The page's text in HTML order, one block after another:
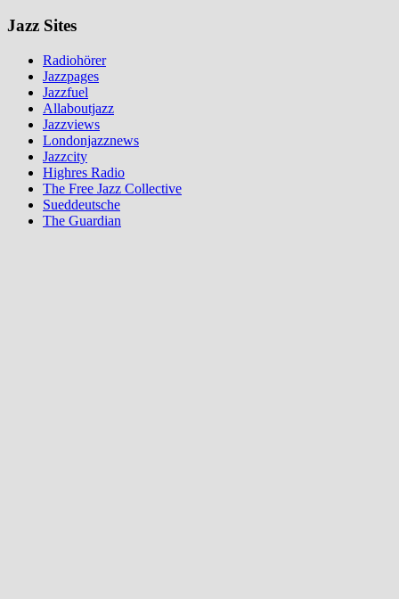
Jazz Sites
Radiohörer
Jazzpages
Jazzfuel
Allaboutjazz
Jazzviews
Londonjazznews
Jazzcity
Highres Radio
The Free Jazz Collective
Sueddeutsche
The Guardian